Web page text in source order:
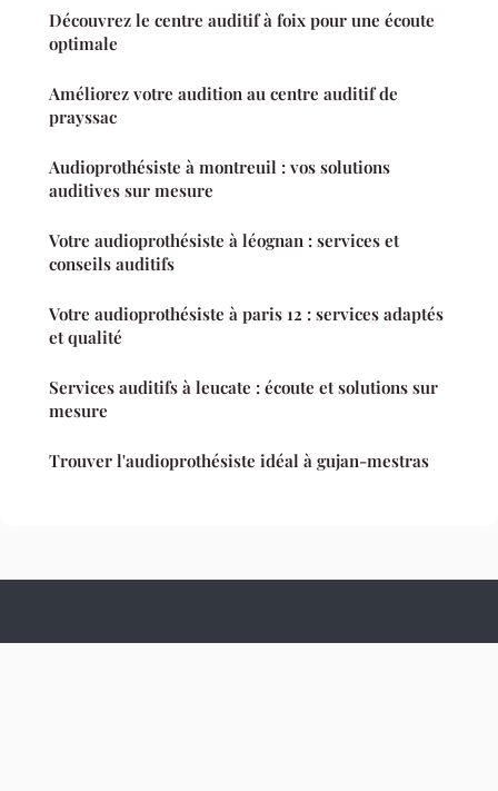
Découvrez le centre auditif à foix pour une écoute
optimale
Améliorez votre audition au centre auditif de
prayssac
Audioprothésiste à montreuil : vos solutions
auditives sur mesure
Votre audioprothésiste à léognan : services et
conseils auditifs
Votre audioprothésiste à paris 12 : services adaptés
et qualité
Services auditifs à leucate : écoute et solutions sur
mesure
Trouver l'audioprothésiste idéal à gujan-mestras
Culture Hopital